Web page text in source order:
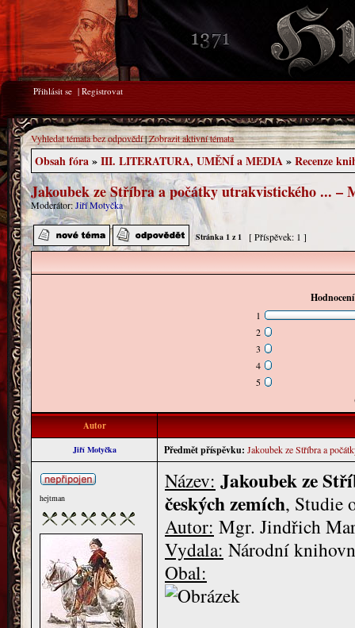
Přihlásit se | Registrovat
Vyhledat témata bez odpovědí|Zobrazit aktivní témata
Obsah fóra»III. LITERATURA, UMĚNÍ a MEDIA»Recenze
Jakoubek ze Stříbra a počátky utrakvistického ... –
Moderátor:Jiří Motyčka
Stránka 1 z 1 [ Příspěvek: 1 ]
1
2
3
4
5
Autor
Jiří Motyčka Předmět příspěvku: Jakoubek ze Stříbra a
hejtman
Název: Jakoubek ze
českých zemích, Studie
Autor: Mgr. Jindřich
Vydala: Národní
Obal: